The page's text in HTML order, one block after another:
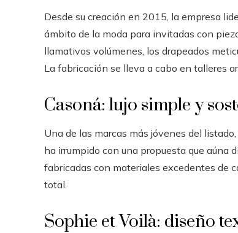
Desde su creación en 2015, la empresa
ámbito de la moda para invitadas con
llamativos volúmenes, los drapeados
La fabricación se lleva a cabo en talleres
Casoná: lujo simple y
Una de las marcas más jóvenes del
ha irrumpido con una propuesta que aúna
fabricadas con materiales excedentes de
total.
Sophie et Voilà: diseño